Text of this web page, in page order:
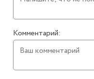
Комментарий: